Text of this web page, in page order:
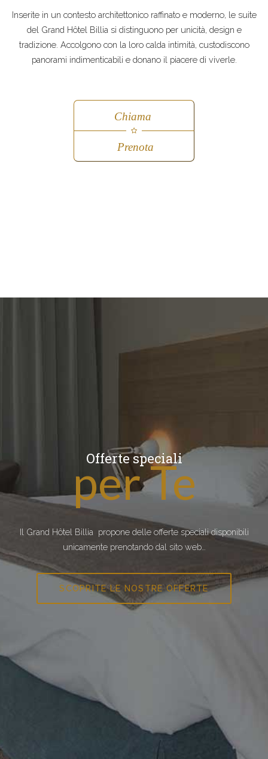
Inserite in un contesto architettonico raffinato e moderno, le suite
del Grand Hôtel Billia si distinguono per unicità, design e
tradizione. Accolgono con la loro calda intimità, custodiscono
panorami indimenticabili e donano il piacere di viverle.
Chiama
Prenota
Offerte speciali
per Te
Il Grand Hôtel Billia propone delle offerte speciali disponibili
unicamente prenotando dal sito web…
SCOPRITE LE NOSTRE OFFERTE